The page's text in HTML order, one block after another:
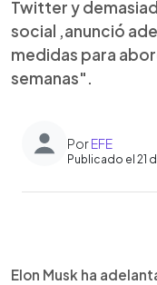
Twitter y
social ,anunció
medidas para
semanas".
PorEFE
Publicado el 21
► Escuchar
Elon Musk ha